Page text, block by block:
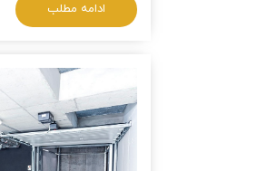
ادامه مطلب